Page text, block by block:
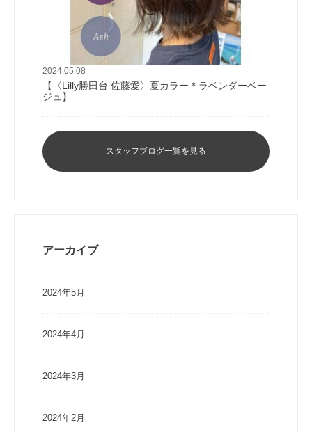
2024.05.08
【〈Lilly勝田台 佐藤愛〉夏カラー＊ラベンダーベー
ジュ】
スタッフブログ一覧を見る
アーカイブ
2024年5月
2024年4月
2024年3月
2024年2月